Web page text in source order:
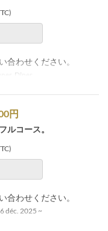
合わせください。
Dîner
円
ルコース。
合わせください。
déc. 2025 ~